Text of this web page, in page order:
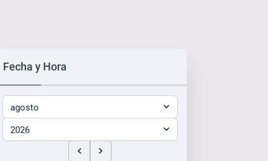
Fecha y Hora
agosto
2026